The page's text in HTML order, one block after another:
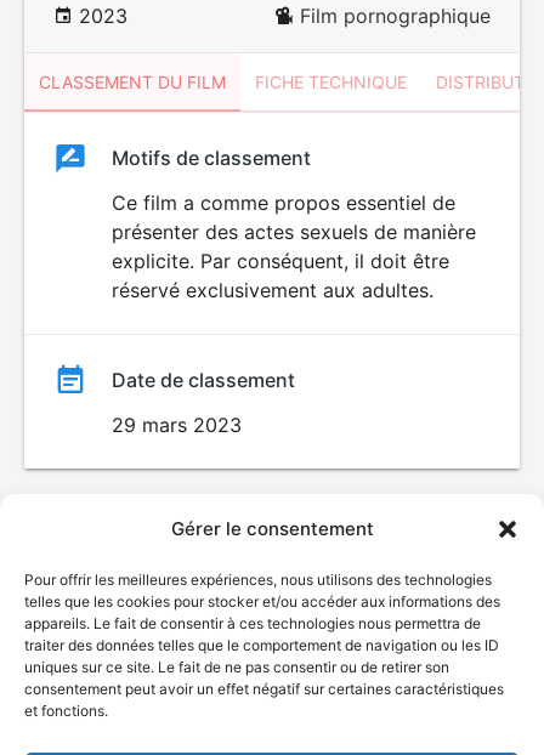
Gérer le consentement
Pour offrir les meilleures expériences, nous utilisons des technologies
telles que les cookies pour stocker et/ou accéder aux informations des
appareils. Le fait de consentir à ces technologies nous permettra de
traiter des données telles que le comportement de navigation ou les ID
uniques sur ce site. Le fait de ne pas consentir ou de retirer son
consentement peut avoir un effet négatif sur certaines caractéristiques
et fonctions.
2023 Film pornographique
CLASSEMENT DU FILM FICHE TECHNIQUE
ClassementClassement
SEXUALITÉ
EXPLICITE
Motifs de classement
Ce film a comme propos essentiel de
présenter des actes sexuels de manière
explicite. Par conséquent, il doit être
réservé exclusivement aux adultes.
Date de classement
29 mars 2023